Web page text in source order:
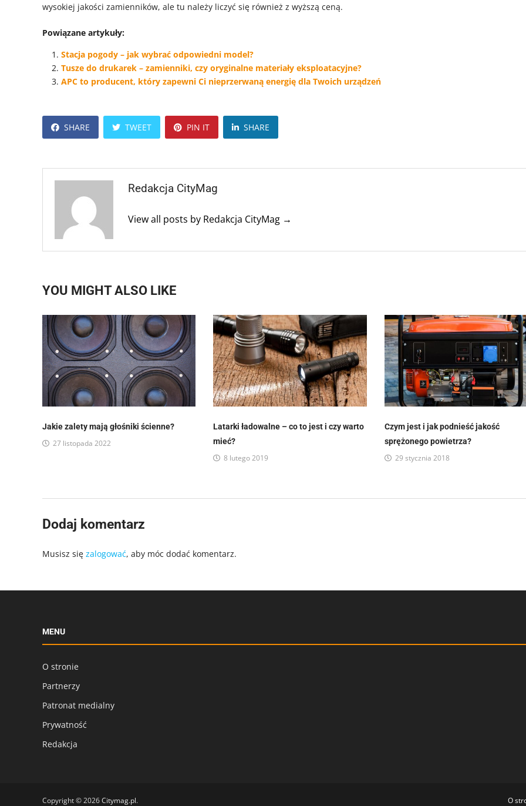
wysokiej jakości zamienników, ale tu należy liczyć się również z wyższą ceną.
Powiązane artykuły:
Stacja pogody – jak wybrać odpowiedni model?
Tusze do drukarek – zamienniki, czy oryginalne materiały eksploatacyjne?
APC to producent, który zapewni Ci nieprzerwaną energię dla Twoich urządzeń
SHARE TWEET PIN IT SHARE
Redakcja CityMag
View all posts by Redakcja CityMag →
YOU MIGHT ALSO LIKE
Jakie zalety mają głośniki ścienne?
27 listopada 2022
Latarki ładowalne – co to jest i czy warto
mieć?
8 lutego 2019
Czym jest i jak podnieść jakość
sprężonego powietrza?
29 stycznia 2018
Dodaj komentarz
Musisz się zalogować, aby móc dodać komentarz.
MENU
O stronie
Partnerzy
Patronat medialny
Prywatność
Redakcja
Copyright © 2026Citymag.pl. O